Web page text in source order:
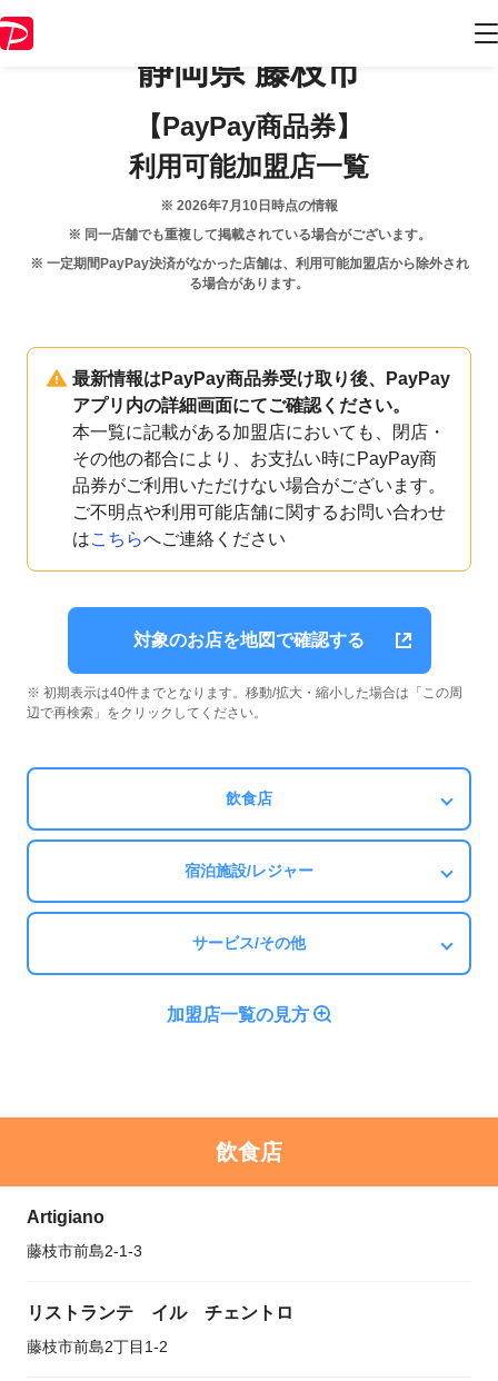
静岡県 藤枝市
【PayPay商品券】
利用可能加盟店一覧
※ 2026年7月10日 時点の情報
※ 同一店舗でも重複して掲載されている場合がございます。
※ 一定期間PayPay決済がなかった店舗は、利用可能加盟店から除外され
る場合があります。
最新情報はPayPay商品券受け取り後、PayPay
アプリ内の詳細画面にてご確認ください。
本一覧に記載がある加盟店においても、閉店・
その他の都合により、お支払い時にPayPay商
品券がご利用いただけない場合がございます。
ご不明点や利用可能店舗に関するお問い合わせ
はこちらへご連絡ください
対象のお店を地図で確認する
※ 初期表示は40件までとなります。移動/拡大・縮小した場合は「この周
辺で再検索」をクリックしてください。
飲食店
宿泊施設/レジャー
サービス/その他
加盟店一覧の見方
飲食店
Artigiano
藤枝市前島2-1-3
リストランテ イル チェントロ
藤枝市前島2丁目1-2